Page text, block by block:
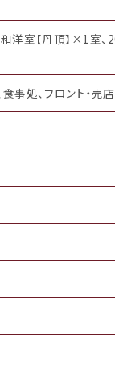
室【丹頂】×1室、
事処、フロント・売店